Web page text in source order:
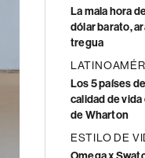
La mala hora
dólar barato,
tregua
Los 5 países
calidad de
de Wharton
ESTILO DE